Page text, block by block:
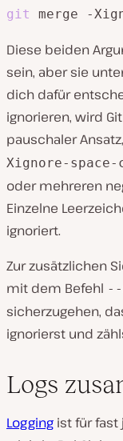
git
Diese beiden
sein, aber sie
dich dafür
ignorieren, wird
pauschaler
Xignore-space-
oder mehreren
Einzelne
ignoriert.
Zur zusätzlichen
mit dem Befehl --
sicherzugehen,
ignorierst und
Logs
Logging ist für fast